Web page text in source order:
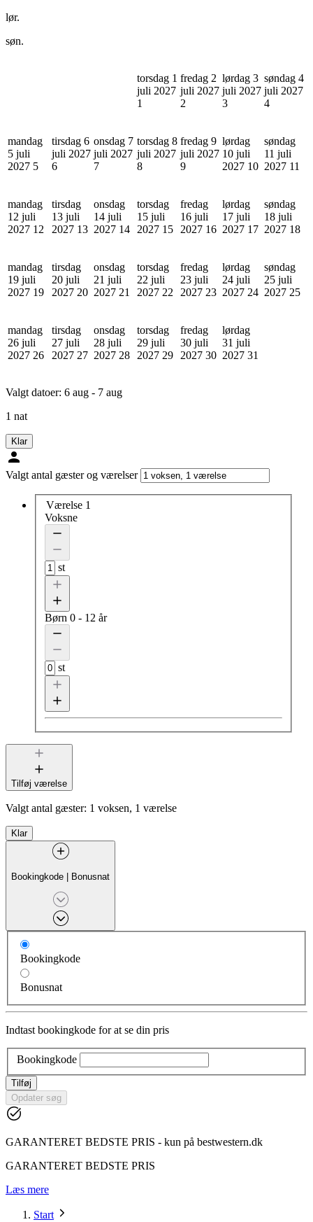
lør.
søn.
torsdag 1
juli 2027
1
fredag 2
juli 2027
2
lørdag 3
juli 2027
3
søndag 4
juli 2027
4
mandag
5 juli
2027 5
tirsdag 6
juli 2027
6
onsdag 7
juli 2027
7
torsdag 8
juli 2027
8
fredag 9
juli 2027
9
lørdag
10 juli
2027 10
søndag
11 juli
2027 11
mandag
12 juli
2027 12
tirsdag
13 juli
2027 13
onsdag
14 juli
2027 14
torsdag
15 juli
2027 15
fredag
16 juli
2027 16
lørdag
17 juli
2027 17
søndag
18 juli
2027 18
mandag
19 juli
2027 19
tirsdag
20 juli
2027 20
onsdag
21 juli
2027 21
torsdag
22 juli
2027 22
fredag
23 juli
2027 23
lørdag
24 juli
2027 24
søndag
25 juli
2027 25
mandag
26 juli
2027 26
tirsdag
27 juli
2027 27
onsdag
28 juli
2027 28
torsdag
29 juli
2027 29
fredag
30 juli
2027 30
lørdag
31 juli
2027 31
Valgt datoer: 6 aug - 7 aug
1 nat
Klar
Valgt antal gæster og værelser
Værelse 1
Voksne
st
Børn 0 - 12 år
st
Tilføj værelse
Valgt antal gæster: 1 voksen, 1 værelse
Klar
Bookingkode | Bonusnat
Bookingkode
Bonusnat
Indtast bookingkode for at se din pris
Bookingkode
Tilføj
Opdater søg
GARANTERET BEDSTE PRIS - kun på bestwestern.dk
GARANTERET BEDSTE PRIS
Læs mere
Start